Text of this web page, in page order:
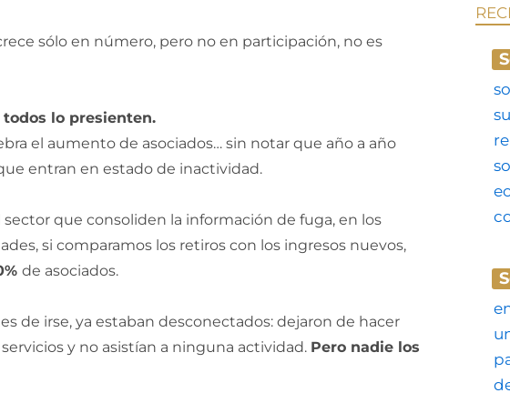
sólo en número, pero no en participación, no es
lo presienten.
el aumento de asociados… sin notar que año a año
entran en estado de inactividad.
que consoliden la información de fuga, en los
si comparamos los retiros con los ingresos nuevos,
de asociados.
de irse, ya estaban desconectados: dejaron de hacer
y no asistían a ninguna actividad. Pero nadie los